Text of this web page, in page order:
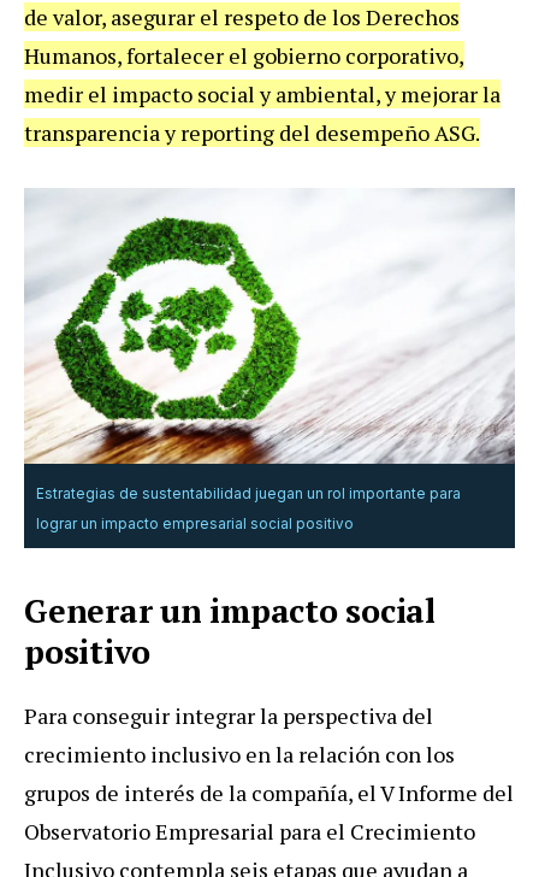
de valor, asegurar el respeto de los Derechos
Humanos, fortalecer el gobierno corporativo,
medir el impacto social y ambiental, y mejorar la
transparencia y reporting del desempeño ASG.
Estrategias de sustentabilidad juegan un rol importante para
lograr un impacto empresarial social positivo
Generar un impacto social
positivo
Para conseguir integrar la perspectiva del
crecimiento inclusivo en la relación con los
grupos de interés de la compañía, el V Informe del
Observatorio Empresarial para el Crecimiento
Inclusivo contempla seis etapas que ayudan a